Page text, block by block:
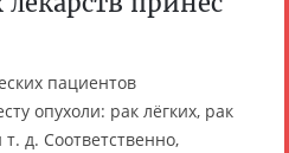
пациентов
опухоли: рак лёгких, рак
д. Соответственно,